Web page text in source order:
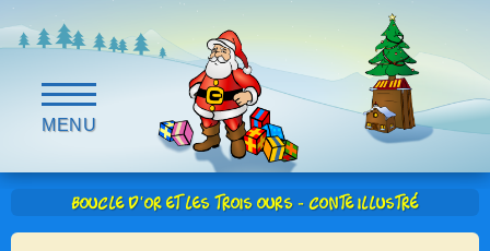
MENU
Boucle d'or et les Trois Ours - Conte illustré